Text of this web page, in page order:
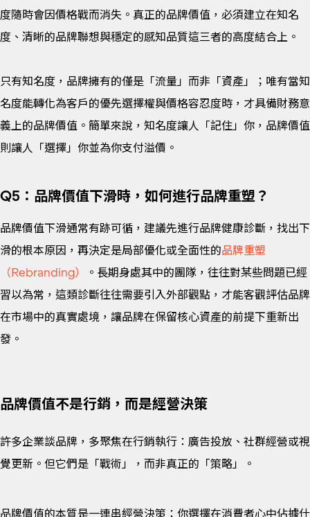
度隨時會因價格戰而消失。真正的品牌價值，必須建立在知名
度、清晰的品牌聯想與穩定的感知品質這三者的高度結合上。
只有知名度，品牌擁有的僅是「流量」而非「資產」；唯有當知
名度能轉化為客戶的優先選擇權與價格容忍度時，才具備財務意
義上的品牌價值。簡單來說，知名度讓人「記住」你，品牌價值
則讓人「選擇」你並為你支付溢價。
Q5：品牌價值下滑時，如何進行品牌重塑？
品牌價值下滑通常有跡可循，建議先進行品牌健康診斷，找出下
滑的根本原因，再決定是局部優化或全面性的品牌重塑
（Rebranding）
。長期身處其中的團隊，往往對某些問題已經
習以為常，這類診斷往往需要引入外部觀點，才能客觀評估品牌
在市場中的真實處境，讓品牌在保留核心資產的前提下重新出
發。
品牌價值不是行銷，而是經營決策
許多企業談品牌，多聚焦在行銷執行：廣告投放、社群經營或視
覺更新。但它們是「戰術」，而非真正的「策略」。
品牌價值的本質是一連串經營決策：你選擇在消費者心中佔據什